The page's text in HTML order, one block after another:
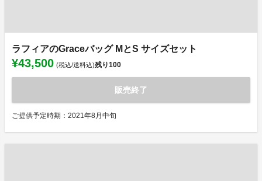
ラフィアのGraceバッグ MとS サイズセット
¥43,500 (税込/送料込)残り100
販売終了
ご提供予定時期：2021年8月中旬